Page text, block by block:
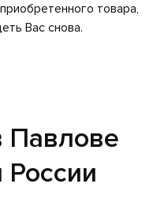
товара,
Вас снова.
Павлове
России